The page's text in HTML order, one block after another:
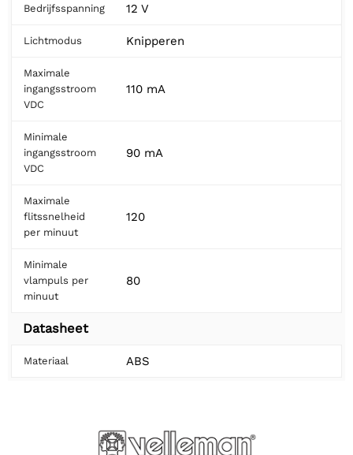
Bedrijfsspanning 12 V
Lichtmodus Knipperen
Maximale
ingangsstroom
VDC
110 mA
Minimale
ingangsstroom
VDC
90 mA
Maximale
flitssnelheid
per minuut
120
Minimale
vlampuls per
minuut
80
Datasheet
Materiaal ABS